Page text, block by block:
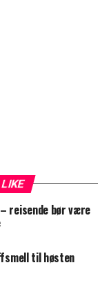
reisende bør være
til høsten